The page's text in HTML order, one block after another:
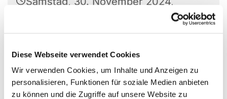
Diese Webseite verwendet Cookies
Wir verwenden Cookies, um Inhalte und Anzeigen zu
personalisieren, Funktionen für soziale Medien anbieten
zu können und die Zugriffe auf unsere Website zu
Bochum